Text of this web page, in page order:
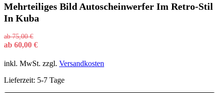
Mehrteiliges Bild Autoscheinwerfer Im Retro-Stil
In Kuba
ab75,00€
ab 60,00 €
inkl. MwSt. zzgl. Versandkosten
Lieferzeit: 5-7 Tage